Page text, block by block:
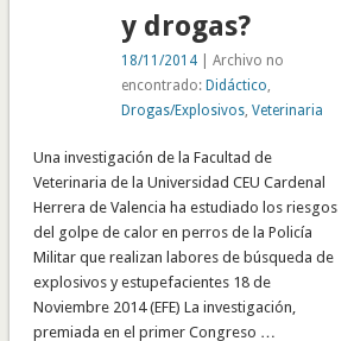
y drogas?
18/11/2014| Archivo no
encontrado: Didáctico,
Drogas/Explosivos, Veterinaria
Una investigación de la Facultad de
Veterinaria de la Universidad CEU Cardenal
Herrera de Valencia ha estudiado los riesgos
del golpe de calor en perros de la Policía
Militar que realizan labores de búsqueda de
explosivos y estupefacientes 18 de
Noviembre 2014 (EFE) La investigación,
premiada en el primer Congreso …